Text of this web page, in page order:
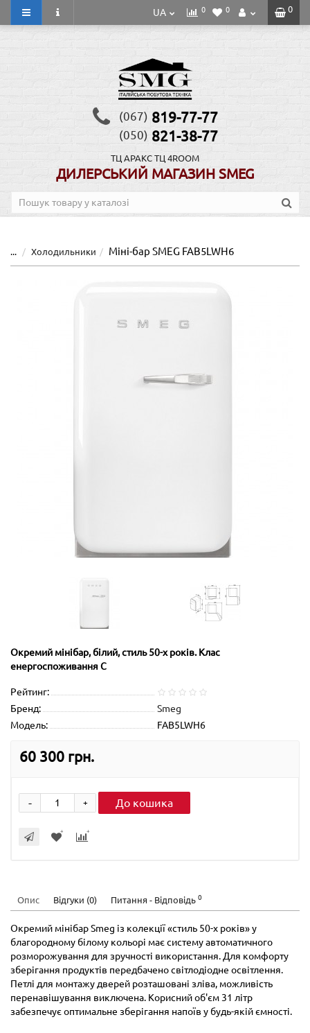
0
UA 0 0
(067) 819-77-77
(050) 821-38-77
ТЦ АРАКС ТЦ 4ROOM
ДИЛЕРСЬКИЙ МАГАЗИН SMEG
... Холодильники Міні-бар SMEG FAB5LWH6
Окремий мінібар, білий, стиль 50-х років. Клас
енергоспоживання С
Рейтинг:
Бренд:
Smeg
Модель:
FAB5LWH6
60 300 грн.
+
- До кошика
Опис Відгуки (0) Питання - Відповідь 0
Окремий мінібар Smeg із колекції «стиль 50-х років» у
благородному білому кольорі має систему автоматичного
розморожування для зручності використання. Для комфорту
зберігання продуктів передбачено світлодіодне освітлення.
Петлі для монтажу дверей розташовані зліва, можливість
перенавішування виключена. Корисний об'єм 31 літр
забезпечує оптимальне зберігання напоїв у будь-якій ємності.